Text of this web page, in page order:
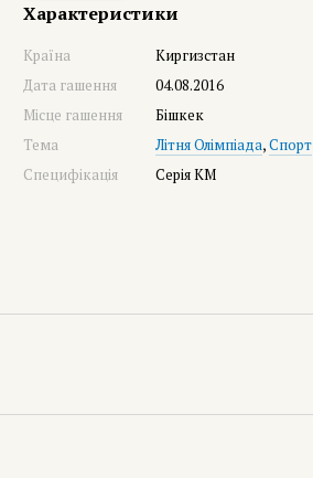
Характеристики
Країна
Киргизстан
Дата гашення
04.08.2016
Місце гашення
Бішкек
Тема
Літня Олімпіада,Спорт
Специфікація
Серія КМ